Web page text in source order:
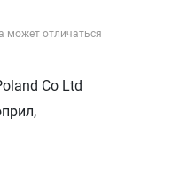
может отличаться
Co Ltd